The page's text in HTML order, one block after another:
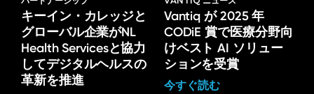
キーイン・カレッジと
グローバル企業がNL
Health Servicesと協力
してデジタルヘルスの
革新を推進
Vantiq が 2025 年
CODiE 賞で医療分野向
けベスト AI ソリュー
ションを受賞
今すぐ読む